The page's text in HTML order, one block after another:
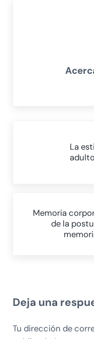
La
Memoria
de la
Deja una
Tu dirección de